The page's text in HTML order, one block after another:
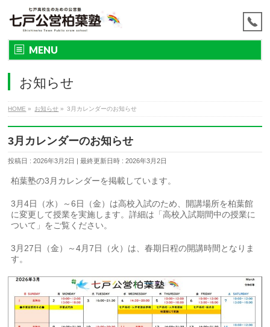
MENU
お知らせ
HOME » お知らせ » 3月カレンダーのお知らせ
3月カレンダーのお知らせ
投稿日 : 2026年3月2日 最終更新日時 : 2026年3月2日
柏葉塾の3月カレンダーを掲載しています。
3月4日（水）～6日（金）は高校入試のため、開講場所を柏葉館
に変更して授業を実施します。詳細は「高校入試期間中の授業に
ついて」をご覧ください。
3月27日（金）～4月7日（火）は、春期日程の開講時間となりま
す。